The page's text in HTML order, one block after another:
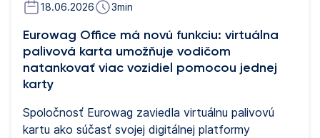
18.06.2026 3min
Eurowag Office má novú funkciu: virtuálna
palivová karta umožňuje vodičom
natankovať viac vozidiel pomocou jednej
karty
Spoločnosť Eurowag zaviedla virtuálnu palivovú
kartu ako súčasť svojej digitálnej platformy